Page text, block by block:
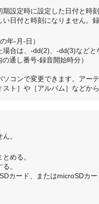
設定時に設定した日付と時
日付と時刻になりません。
年-月-日）
合は、-dd(2)、-dd(3)などと
通し番号-録音開始時分）
コンで変更できます。アー
スト ］や［アルバム ］などか
。
める。
。
カード、またはmicroSDカー